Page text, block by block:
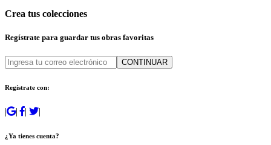
Crea tus colecciones
Regístrate para guardar tus obras favoritas
CONTINUAR
Regístrate con:
| | | |
¿Ya tienes cuenta?